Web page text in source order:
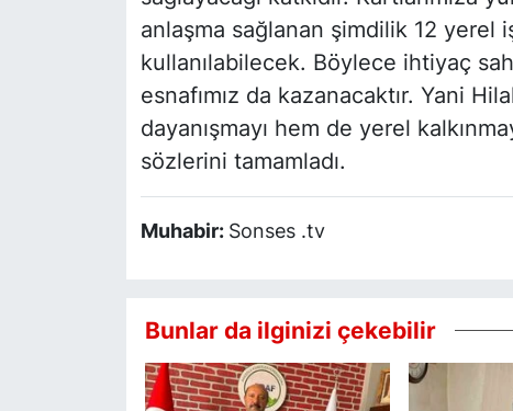
anlaşma sağlanan şimdilik 12 yerel
kullanılabilecek. Böylece ihtiyaç
esnafımız da kazanacaktır. Yani
dayanışmayı hem de yerel
sözlerini tamamladı.
Muhabir: Sonses .tv
Bunlar da ilginizi çekebilir